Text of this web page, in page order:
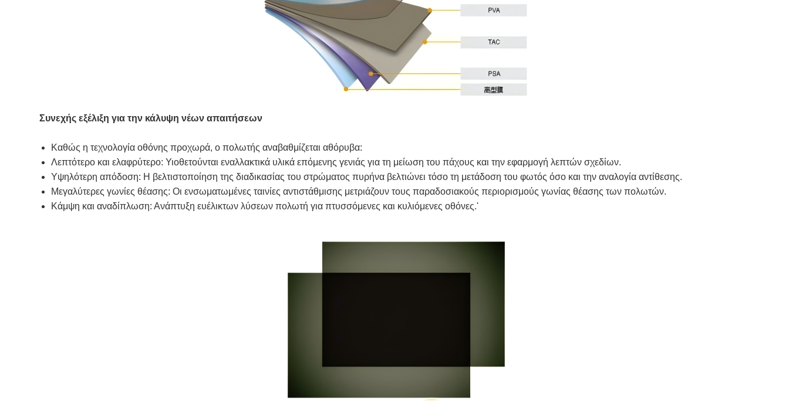
Συνεχής εξέλιξη για την κάλυψη νέων απαιτήσεων
Καθώς η τεχνολογία οθόνης προχωρά, ο πολωτής αναβαθμίζεται αθόρυβα:
Λεπτότερο και ελαφρύτερο: Υιοθετούνται εναλλακτικά υλικά επόμενης γενιάς για τη μείωση του πάχους και την εφαρμογή λεπτών σχεδίων.
Υψηλότερη απόδοση: Η βελτιστοποίηση της διαδικασίας του στρώματος πυρήνα βελτιώνει τόσο τη μετάδοση του φωτός όσο και την αναλογία αντίθεσης.
Μεγαλύτερες γωνίες θέασης: Οι ενσωματωμένες ταινίες αντιστάθμισης μετριάζουν τους παραδοσιακούς περιορισμούς γωνίας θέασης των πολωτών.
Κάμψη και αναδίπλωση: Ανάπτυξη ευέλικτων λύσεων πολωτή για πτυσσόμενες και κυλιόμενες οθόνες.'